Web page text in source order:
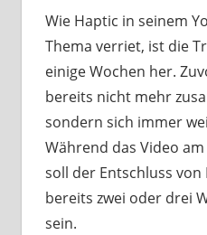
Wie Haptic in seinem
Thema verriet, ist die
einige Wochen her.
bereits nicht mehr
sondern sich immer
Während das Video
soll der Entschluss von
bereits zwei oder drei
sein.